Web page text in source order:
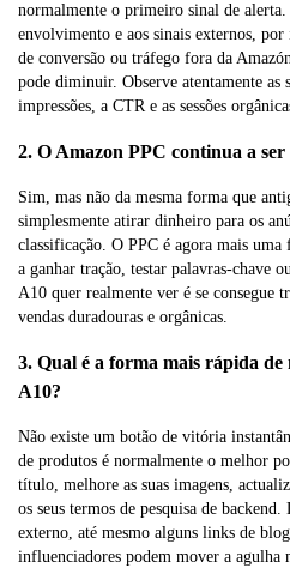
normalmente o primeiro sinal de
envolvimento e aos sinais externos, por
de conversão ou tráfego fora da
pode diminuir. Observe atentamente as
impressões, a CTR e as sessões
2. O Amazon PPC continua a
Sim, mas não da mesma forma que
simplesmente atirar dinheiro para os
classificação. O PPC é agora mais
a ganhar tração, testar palavras-chave
A10 quer realmente ver é se consegue
vendas duradouras e orgânicas.
3. Qual é a forma mais rápida de
A10?
Não existe um botão de vitória
de produtos é normalmente o melhor
título, melhore as suas imagens,
os seus termos de pesquisa de
externo, até mesmo alguns links de
influenciadores podem mover a agulha